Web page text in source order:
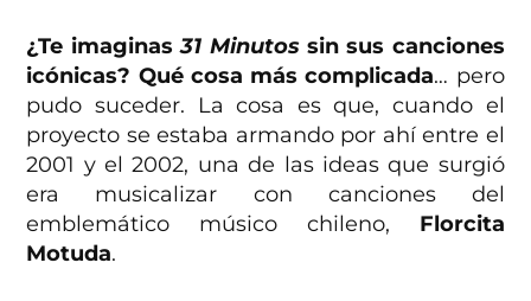
¿Te imaginas31 Minutossin sus canciones
icónicas? Qué cosa más complicada… pero
pudo suceder. La cosa es que, cuando el
proyecto se estaba armando por ahí entre el
2001 y el 2002, una de las ideas que surgió
era musicalizar con canciones del
emblemático músico chileno, Florcita
Motuda.